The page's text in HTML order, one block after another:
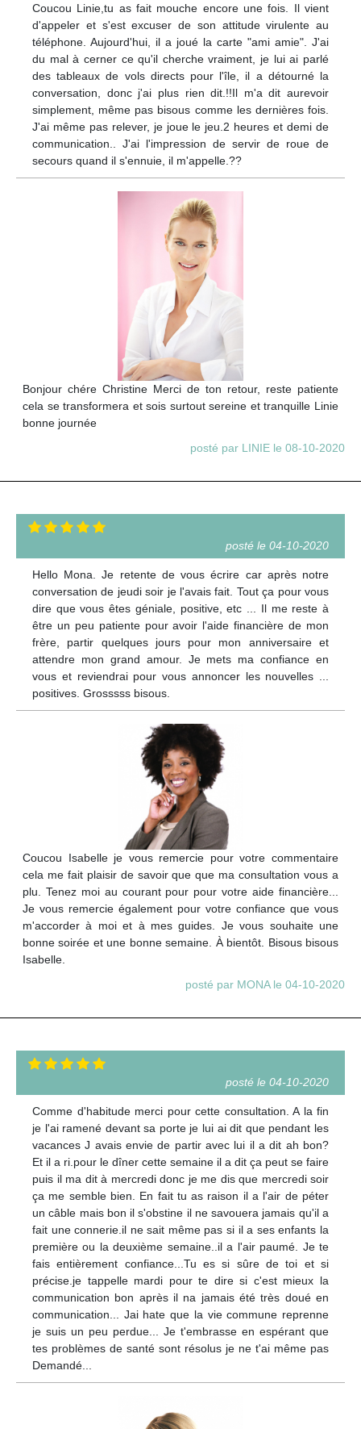
Coucou Linie,tu as fait mouche encore une fois. Il vient
d'appeler et s'est excuser de son attitude virulente au
téléphone. Aujourd'hui, il a joué la carte "ami amie". J'ai
du mal à cerner ce qu'il cherche vraiment, je lui ai parlé
des tableaux de vols directs pour l'île, il a détourné la
conversation, donc j'ai plus rien dit.!!Il m'a dit aurevoir
simplement, même pas bisous comme les dernières fois.
J'ai même pas relever, je joue le jeu.2 heures et demi de
communication.. J'ai l'impression de servir de roue de
secours quand il s'ennuie, il m'appelle.??
Bonjour chére Christine Merci de ton retour, reste patiente
cela se transformera et sois surtout sereine et tranquille Linie
bonne journée
posté par LINIE le 08-10-2020
posté le 04-10-2020
Hello Mona. Je retente de vous écrire car après notre
conversation de jeudi soir je l'avais fait. Tout ça pour vous
dire que vous êtes géniale, positive, etc ... Il me reste à
être un peu patiente pour avoir l'aide financière de mon
frère, partir quelques jours pour mon anniversaire et
attendre mon grand amour. Je mets ma confiance en
vous et reviendrai pour vous annoncer les nouvelles ...
positives. Grosssss bisous.
Coucou Isabelle je vous remercie pour votre commentaire
cela me fait plaisir de savoir que que ma consultation vous a
plu. Tenez moi au courant pour pour votre aide financière...
Je vous remercie également pour votre confiance que vous
m'accorder à moi et à mes guides. Je vous souhaite une
bonne soirée et une bonne semaine. À bientôt. Bisous bisous
Isabelle.
posté par MONA le 04-10-2020
posté le 04-10-2020
Comme d'habitude merci pour cette consultation. A la fin
je l'ai ramené devant sa porte je lui ai dit que pendant les
vacances J avais envie de partir avec lui il a dit ah bon?
Et il a ri.pour le dîner cette semaine il a dit ça peut se faire
puis il ma dit à mercredi donc je me dis que mercredi soir
ça me semble bien. En fait tu as raison il a l'air de péter
un câble mais bon il s'obstine il ne savouera jamais qu'il a
fait une connerie.il ne sait même pas si il a ses enfants la
première ou la deuxième semaine..il a l'air paumé. Je te
fais entièrement confiance...Tu es si sûre de toi et si
précise.je tappelle mardi pour te dire si c'est mieux la
communication bon après il na jamais été très doué en
communication... Jai hate que la vie commune reprenne
je suis un peu perdue... Je t'embrasse en espérant que
tes problèmes de santé sont résolus je ne t'ai même pas
Demandé...